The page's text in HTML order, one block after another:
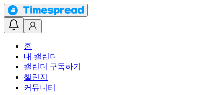
홈
내 캘린더
캘린더 구독하기
챌린지
커뮤니티